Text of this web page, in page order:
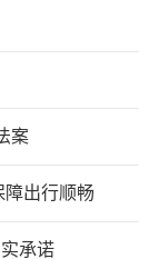
案
出行顺畅
承诺